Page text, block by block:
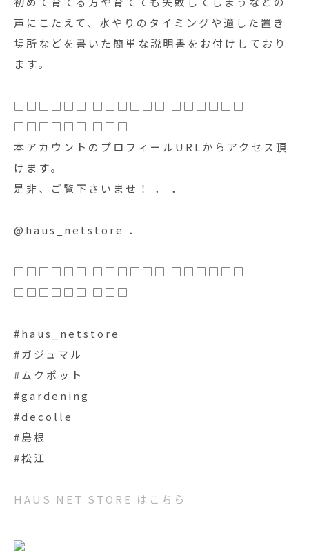
声にこたえて、水やりのタイミングや適した置き
場所などを書いた簡単な説明書をお付けしており
ます。
□□□□□□ □□□□□□ □□□□□□
□□□□□□ □□□
本アカウントのプロフィールURLからアクセス頂
けます。
是非、ご覧下さいませ！ ． ．
@haus_netstore ．
□□□□□□ □□□□□□ □□□□□□
□□□□□□ □□□
#haus_netstore
#ガジュマル
#ムクポット
#gardening
#decolle
#島根
#松江
HAUS NET STORE はこちら